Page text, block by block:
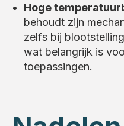
Hoge
behoudt zijn
zelfs bij
wat belangrijk is
toepassingen.